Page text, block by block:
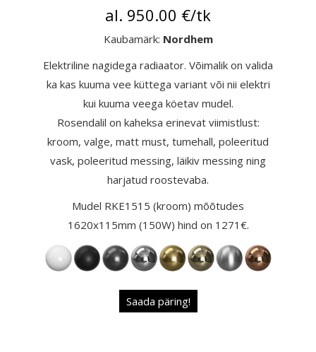
al. 950.00 €/tk
Kaubamärk: Nordhem
Elektriline nagidega radiaator. Võimalik on valida
ka kas kuuma vee küttega variant või nii elektri
kui kuuma veega köetav mudel.
Rosendalil on kaheksa erinevat viimistlust:
kroom, valge, matt must, tumehall, poleeritud
vask, poleeritud messing, läikiv messing ning
harjatud roostevaba.
Mudel RKE1515 (kroom) mõõtudes
1620x115mm (150W) hind on 1271€.
Saada päring!